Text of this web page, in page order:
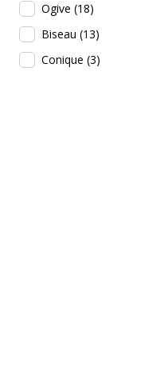
Ogive (18)
Biseau (13)
Conique (3)